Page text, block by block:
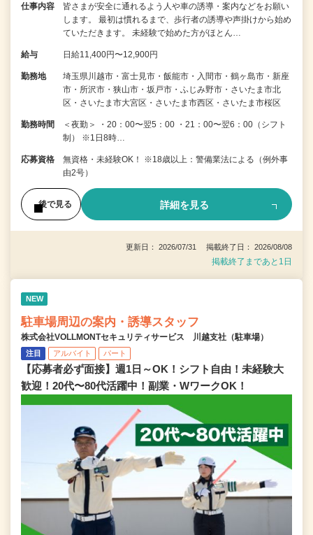
仕事内容
皆さまが安全に通れるよう人や車の誘導・案内などをお願い
します。 最初は慣れるまで、歩行者の誘導や声掛けから始め
ていただきます。 未経験で始めた方がほとん…
給与 日給11,400円〜12,900円
勤務地
埼玉県川越市・富士見市・飯能市・入間市・鶴ヶ島市・新座
市・所沢市・狭山市・坂戸市・ふじみ野市・さいたま市北
区・さいたま市大宮区・さいたま市西区・さいたま市桜区
勤務時間
＜夜勤＞ ・20：00〜翌5：00 ・21：00〜翌6：00（シフト
制） ※1日8時…
応募資格
無資格・未経験OK！ ※18歳以上：警備業法による（例外事
由2号）
後で見る 詳細を見る
更新日： 2026/07/31 掲載終了日： 2026/08/08
掲載終了まであと1日
NEW
駐車場周辺の案内・誘導スタッフ
株式会社VOLLMONTセキュリティサービス 川越支社（駐車場）
注目 アルバイト パート
【応募者必ず面接】週1日～OK！シフト自由！未経験大
歓迎！20代〜80代活躍中！副業・WワークOK！